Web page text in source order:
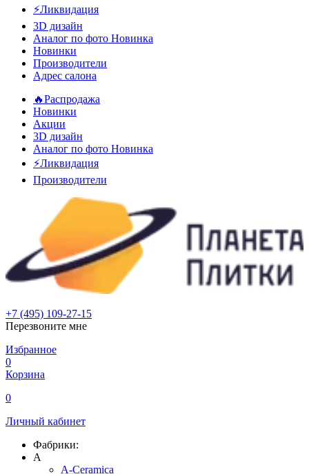
⚡️Ликвидация
3D дизайн
Аналог по фото Новинка
Новинки
Производители
Адрес салона
🔥Распродажа
Новинки
Акции
3D дизайн
Аналог по фото Новинка
⚡Ликвидация
Производители
+7 (495) 109-27-15
Перезвоните мне
Избранное
0
Корзина
0
Личный кабинет
Фабрики:
A
A-Ceramica